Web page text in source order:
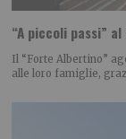
“A piccoli passi”
Il “Forte Albertino”
alle loro famiglie,